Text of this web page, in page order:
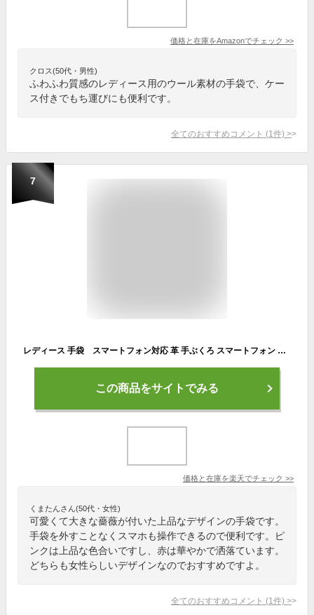
価格と在庫をAmazonでチェック >>
クロス(50代・男性)
ふわふわ質感のレディース用のウール素材の手袋で、ケー
ス付きでもち運びにも便利です。
全てのおすすめコメント (1 件) >
7
レディース 手袋 スマートフォン対応 革 手ぶくろ スマートフォン 手袋 スマホ手袋 スマートフォン手袋 スマホ 防寒 タッチ 手袋 タッチ手袋 タッチ グローブ タッチ グローブ iPhone5 手袋 iPhone5S iPad4 手袋 ウール ローズ 送料無料 02P03Dec16
この商品をサイトでみる
価格と在庫を楽天でチェック >>
くまたんさん(50代・女性)
可愛くて大きな薔薇が付いた上品なデザインの手袋です。
手袋を外すことなくスマホも操作できるので便利です。ピ
ンクは上品な色合いですし、赤は華やかで洒落ています。
どちらも女性らしいデザインなのでおすすめですよ。
全てのおすすめコメント (1 件) >